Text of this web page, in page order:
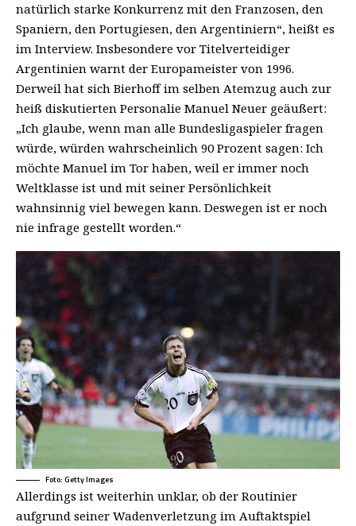
natürlich starke Konkurrenz mit den Franzosen, den
Spaniern, den Portugiesen, den Argentiniern“, heißt es
im Interview. Insbesondere vor Titelverteidiger
Argentinien warnt der Europameister von 1996.
Derweil hat sich Bierhoff im selben Atemzug auch zur
heiß diskutierten Personalie Manuel Neuer geäußert:
„Ich glaube, wenn man alle Bundesligaspieler fragen
würde, würden wahrscheinlich 90 Prozent sagen: Ich
möchte Manuel im Tor haben, weil er immer noch
Weltklasse ist und mit seiner Persönlichkeit
wahnsinnig viel bewegen kann. Deswegen ist er noch
nie infrage gestellt worden.“
Foto: Getty Images
Allerdings ist weiterhin unklar, ob der Routinier
aufgrund seiner Wadenverletzung im Auftaktspiel